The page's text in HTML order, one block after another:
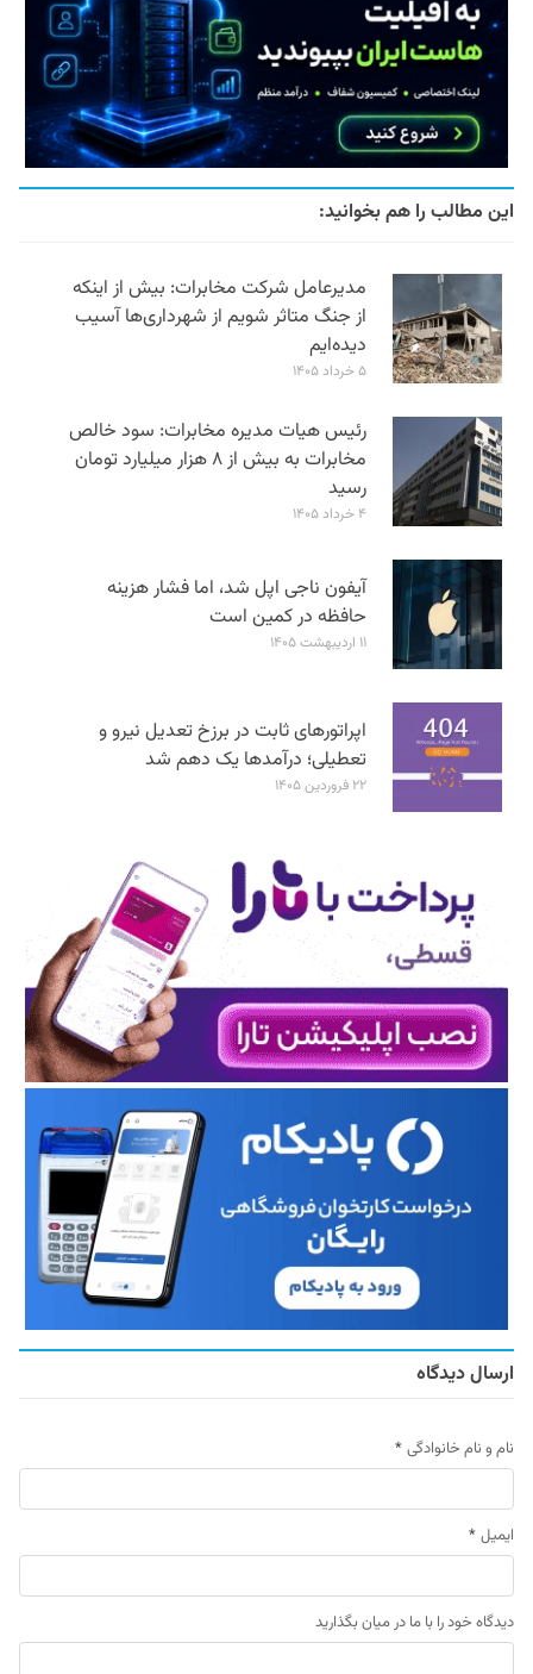
این مطالب را هم بخوانید:
مدیرعامل شرکت مخابرات: بیش از اینکه
از جنگ متاثر شویم از شهرداری‌ها آسیب
دیده‌ایم
۵ خرداد ۱۴۰۵
رئیس هیات مدیره مخابرات: سود خالص
مخابرات به بیش از ۸ هزار میلیارد تومان
رسید
۴ خرداد ۱۴۰۵
آیفون ناجی اپل شد، اما فشار هزینه
حافظه در کمین است
۱۱ اردیبهشت ۱۴۰۵
اپراتورهای ثابت در برزخ تعدیل نیرو و
تعطیلی؛ درآمدها یک دهم شد
۲۲ فروردین ۱۴۰۵
ارسال دیدگاه
نام و نام خانوادگی *
ایمیل *
دیدگاه خود را با ما در میان بگذارید